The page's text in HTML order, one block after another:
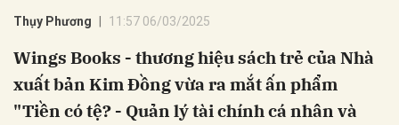
Thụy Phương 11:57 06/03/2025
Wings Books - thương hiệu sách trẻ của Nhà
xuất bản Kim Đồng vừa ra mắt ấn phẩm
"Tiền có tệ? - Quản lý tài chính cá nhân và
Hủy